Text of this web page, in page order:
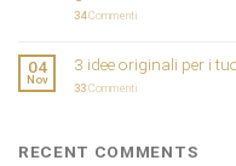
34Commenti
04
Nov
3 idee originali per i
33Commenti
RECENT COMMENTS